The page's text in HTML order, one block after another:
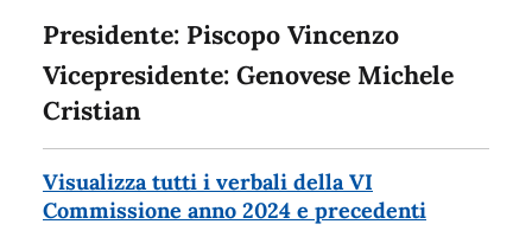
Presidente: Piscopo Vincenzo
Vicepresidente: Genovese Michele
Cristian
Visualizza tutti i verbali della VI
Commissione anno 2024 e precedenti